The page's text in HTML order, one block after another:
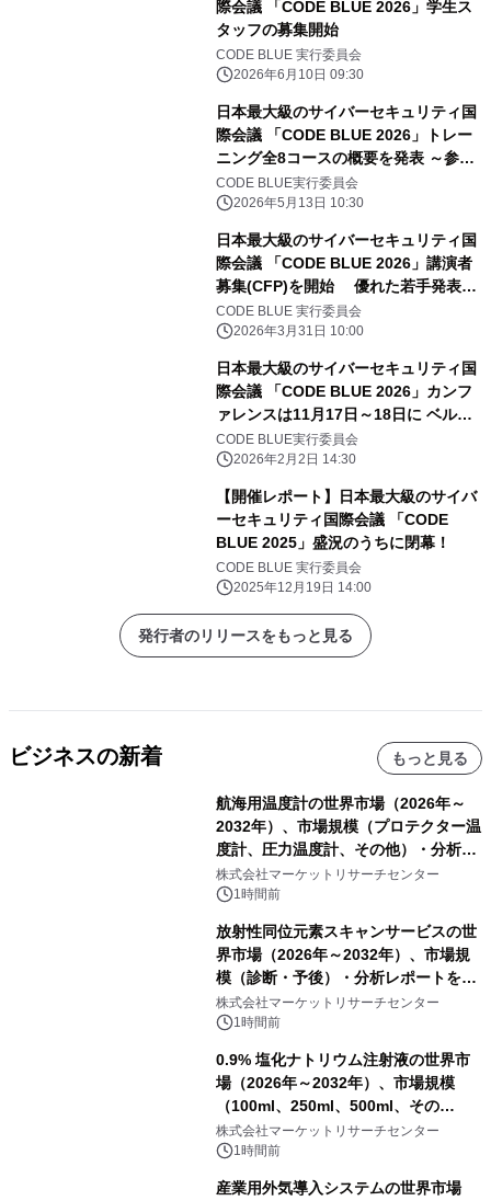
際会議 「CODE BLUE 2026」学生ス
タッフの募集開始
CODE BLUE 実行委員会
2026年6月10日 09:30
日本最大級のサイバーセキュリティ国
際会議 「CODE BLUE 2026」トレー
ニング全8コースの概要を発表 ～参加
登録は6月初旬より～
CODE BLUE実行委員会
2026年5月13日 10:30
日本最大級のサイバーセキュリティ国
際会議 「CODE BLUE 2026」講演者
募集(CFP)を開始 優れた若手発表者
には研究奨励金も コンテスト・ワー
クショップの主催団体も募集開始
CODE BLUE 実行委員会
2026年3月31日 10:00
日本最大級のサイバーセキュリティ国
際会議 「CODE BLUE 2026」カンフ
ァレンスは11月17日～18日に ベルサ
ール高田馬場にて開催決定！事前参加
登録の受付開始
CODE BLUE実行委員会
2026年2月2日 14:30
【開催レポート】日本最大級のサイバ
ーセキュリティ国際会議 「CODE
BLUE 2025」盛況のうちに閉幕！
CODE BLUE 実行委員会
2025年12月19日 14:00
発行者のリリースをもっと見る
ビジネスの新着 もっと見る
航海用温度計の世界市場（2026年～
2032年）、市場規模（プロテクター温
度計、圧力温度計、その他）・分析レ
ポートを発表
株式会社マーケットリサーチセンター
1時間前
放射性同位元素スキャンサービスの世
界市場（2026年～2032年）、市場規
模（診断・予後）・分析レポートを発
表
株式会社マーケットリサーチセンター
1時間前
0.9% 塩化ナトリウム注射液の世界市
場（2026年～2032年）、市場規模
（100ml、250ml、500ml、その
他）・分析レポートを発表
株式会社マーケットリサーチセンター
1時間前
産業用外気導入システムの世界市場